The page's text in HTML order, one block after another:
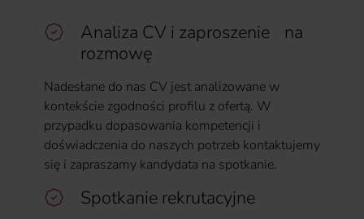
Analiza CV i zaproszenie na
rozmowę
Nadesłane do nas CV jest analizowane w
kontekście zgodności profilu z ofertą. W
przypadku dopasowania kompetencji i
doświadczenia do naszych potrzeb kontaktujemy
się i zapraszamy kandydata na spotkanie.
Spotkanie rekrutacyjne